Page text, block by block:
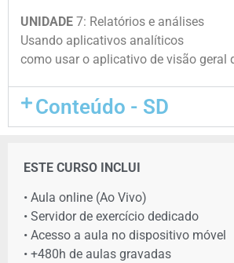
UNIDADE 7: Relatórios e análises
Usando aplicativos analíticos
como usar o aplicativo de visão geral
Conteúdo - SD
ESTE CURSO INCLUI
• Aula online (Ao Vivo)
• Servidor de exercício dedicado
• Acesso a aula no dispositivo móvel
• +480h de aulas gravadas